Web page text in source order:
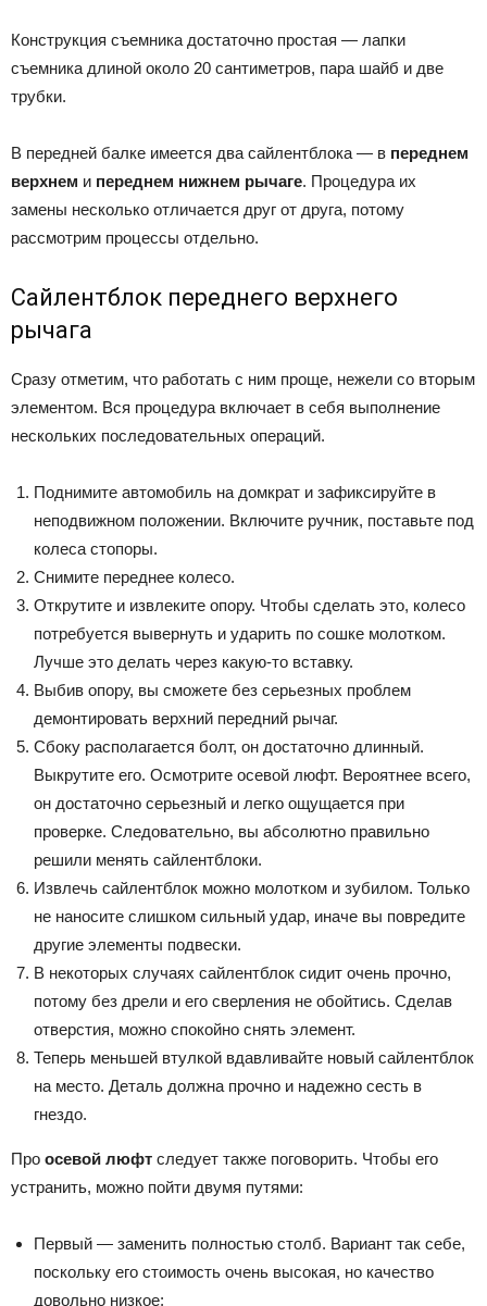
Конструкция съемника достаточно простая — лапки
съемника длиной около 20 сантиметров, пара шайб и две
трубки.
В передней балке имеется два сайлентблока — в переднем
верхнем и переднем нижнем рычаге. Процедура их
замены несколько отличается друг от друга, потому
рассмотрим процессы отдельно.
Сайлентблок переднего верхнего
рычага
Сразу отметим, что работать с ним проще, нежели со вторым
элементом. Вся процедура включает в себя выполнение
нескольких последовательных операций.
Поднимите автомобиль на домкрат и зафиксируйте в
неподвижном положении. Включите ручник, поставьте под
колеса стопоры.
Снимите переднее колесо.
Открутите и извлеките опору. Чтобы сделать это, колесо
потребуется вывернуть и ударить по сошке молотком.
Лучше это делать через какую-то вставку.
Выбив опору, вы сможете без серьезных проблем
демонтировать верхний передний рычаг.
Сбоку располагается болт, он достаточно длинный.
Выкрутите его. Осмотрите осевой люфт. Вероятнее всего,
он достаточно серьезный и легко ощущается при
проверке. Следовательно, вы абсолютно правильно
решили менять сайлентблоки.
Извлечь сайлентблок можно молотком и зубилом. Только
не наносите слишком сильный удар, иначе вы повредите
другие элементы подвески.
В некоторых случаях сайлентблок сидит очень прочно,
потому без дрели и его сверления не обойтись. Сделав
отверстия, можно спокойно снять элемент.
Теперь меньшей втулкой вдавливайте новый сайлентблок
на место. Деталь должна прочно и надежно сесть в
гнездо.
Про осевой люфт следует также поговорить. Чтобы его
устранить, можно пойти двумя путями:
Первый — заменить полностью столб. Вариант так себе,
поскольку его стоимость очень высокая, но качество
довольно низкое;